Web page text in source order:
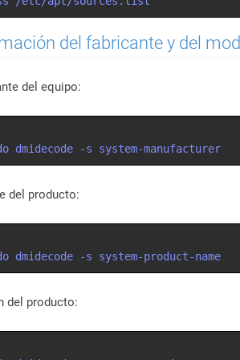
del fabricante y del
del equipo:
dmidecode -s system-manufacturer
del producto:
dmidecode -s system-product-name
del producto: